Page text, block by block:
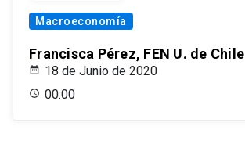
Macroeconomía
Francisca Pérez, FEN U. de Chile
18 de Junio de 2020
00:00